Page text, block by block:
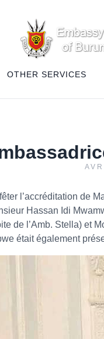
OTHER SERVICES
l’accréditation de
Hassan Idi
de l’Amb. Stella) et
était également